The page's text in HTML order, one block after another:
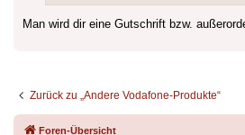
Man wird dir eine Gutschrift bzw.
Zurück zu „Andere Vodafone-Produkte“
Foren-Übersicht